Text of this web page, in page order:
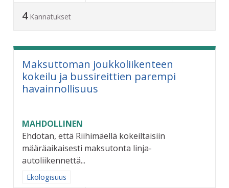
4 Kannatukset
Maksuttoman joukkoliikenteen
kokeilu ja bussireittien parempi
havainnollisuus
MAHDOLLINEN
Ehdotan, että Riihimäellä kokeiltaisiin
määräaikaisesti maksutonta linja-
autoliikennettä...
Rajaa tulokset aihepiirin mukaan: Ekologisuus
Ekologisuus